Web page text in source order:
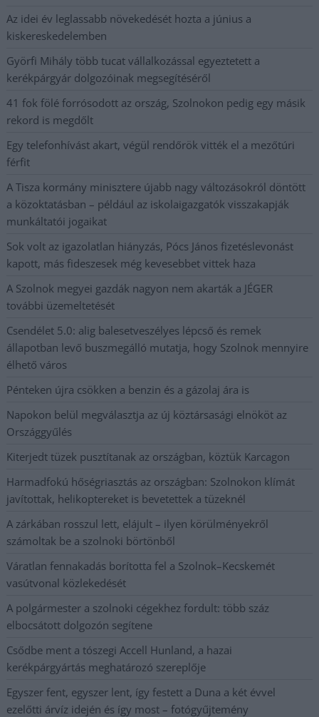
Az idei év leglassabb növekedését hozta a június a
kiskereskedelemben
Györfi Mihály több tucat vállalkozással egyeztetett a
kerékpárgyár dolgozóinak megsegítéséről
41 fok fölé forrósodott az ország, Szolnokon pedig egy másik
rekord is megdőlt
Egy telefonhívást akart, végül rendőrök vitték el a mezőtúri
férfit
A Tisza kormány minisztere újabb nagy változásokról döntött
a közoktatásban – például az iskolaigazgatók visszakapják
munkáltatói jogaikat
Sok volt az igazolatlan hiányzás, Pócs János fizetéslevonást
kapott, más fideszesek még kevesebbet vittek haza
A Szolnok megyei gazdák nagyon nem akarták a JÉGER
további üzemeltetését
Csendélet 5.0: alig balesetveszélyes lépcső és remek
állapotban levő buszmegálló mutatja, hogy Szolnok mennyire
élhető város
Pénteken újra csökken a benzin és a gázolaj ára is
Napokon belül megválasztja az új köztársasági elnököt az
Országgyűlés
Kiterjedt tüzek pusztítanak az országban, köztük Karcagon
Harmadfokú hőségriasztás az országban: Szolnokon klímát
javítottak, helikoptereket is bevetettek a tüzeknél
A zárkában rosszul lett, elájult – ilyen körülményekről
számoltak be a szolnoki börtönből
Váratlan fennakadás borította fel a Szolnok–Kecskemét
vasútvonal közlekedését
A polgármester a szolnoki cégekhez fordult: több száz
elbocsátott dolgozón segítene
Csődbe ment a tószegi Accell Hunland, a hazai
kerékpárgyártás meghatározó szereplője
Egyszer fent, egyszer lent, így festett a Duna a két évvel
ezelőtti árvíz idején és így most – fotógyűjtemény